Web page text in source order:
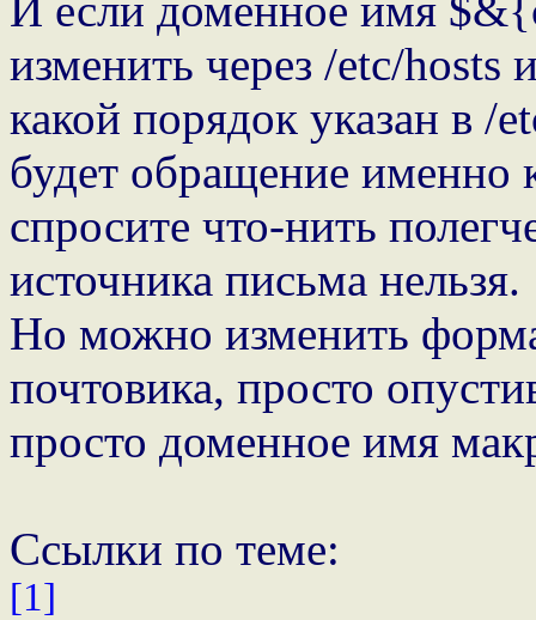
изменить через /etc/hosts
какой порядок указан в /
будет обращение именно
спросите что-нить
источника письма нельзя.
Но можно изменить
почтовика, просто
просто доменное имя
Ссылки по теме:
[1]